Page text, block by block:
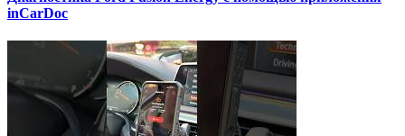
inCarDoc